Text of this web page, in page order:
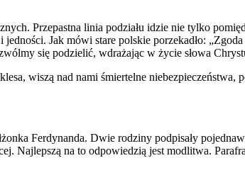
Przepastna linia podziału idzie nie tylko
Jak mówi stare polskie porzekadło:
się podzielić, wdrażając w życie słowa
wiszą nad nami śmiertelne niebezpieczeństwa,
Ferdynanda. Dwie rodziny podpisały
Najlepszą na to odpowiedzią jest modlitwa.